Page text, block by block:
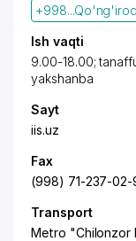
+998...Qo'ng'iroq
Ish vaqti
9.00-18.00;
yakshanba
Sayt
iis.uz
Fax
(998) 71-237-02-
Transport
Metro "Chilonzor